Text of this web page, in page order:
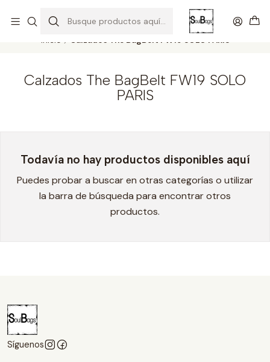
SOLO EL CUERO REEMPLAZA AL CUERO Todas las carteras acá
Inicio Calzados The BagBelt FW19 SOLO PARIS
Calzados The BagBelt FW19 SOLO
PARIS
Todavía no hay productos disponibles aquí
Puedes probar a buscar en otras categorías o utilizar
la barra de búsqueda para encontrar otros
productos.
Síguenos